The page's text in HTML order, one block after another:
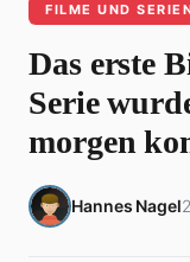
FILME UND
Das erste
Serie
morgen
Hannes Nagel